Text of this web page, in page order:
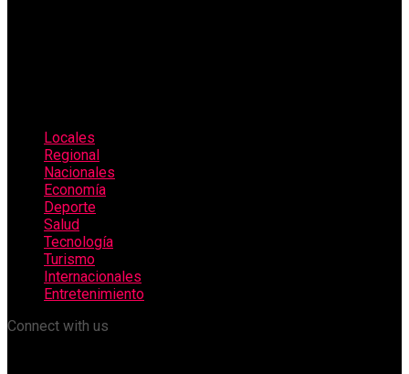
Locales
Regional
Nacionales
Economía
Deporte
Salud
Tecnología
Turismo
Internacionales
Entretenimiento
Connect with us